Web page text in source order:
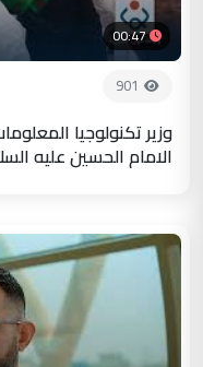
00:47
901
وزير تكنولوجيا
الامام الحسين عليه